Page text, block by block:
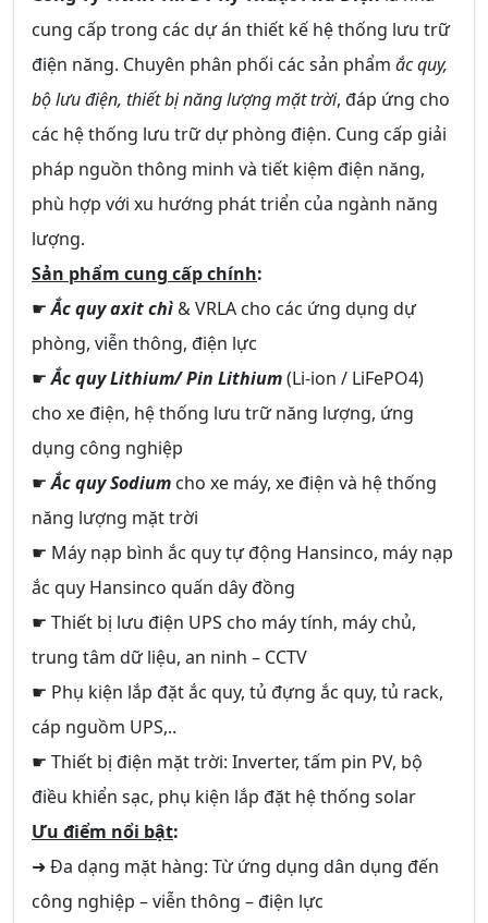
cung cấp trong các dự án thiết kế hệ thống lưu trữ
điện năng. Chuyên phân phối các sản phẩm ắc quy,
bộ lưu điện, thiết bị năng lượng mặt trời, đáp ứng cho
các hệ thống lưu trữ dự phòng điện. Cung cấp giải
pháp nguồn thông minh và tiết kiệm điện năng,
phù hợp với xu hướng phát triển của ngành năng
lượng.
Sản phẩm cung cấp chính:
☛Ắc quy axit chì& VRLA cho các ứng dụng dự
phòng, viễn thông, điện lực
☛Ắc quy Lithium/ Pin Lithium(Li-ion / LiFePO4)
cho xe điện, hệ thống lưu trữ năng lượng, ứng
dụng công nghiệp
☛Ắc quy Sodium cho xe máy, xe điện và hệ thống
năng lượng mặt trời
☛ Máy nạp bình ắc quy tự động Hansinco, máy nạp
ắc quy Hansinco quấn dây đồng
☛ Thiết bị lưu điện UPS cho máy tính, máy chủ,
trung tâm dữ liệu, an ninh – CCTV
☛ Phụ kiện lắp đặt ắc quy, tủ đựng ắc quy, tủ rack,
cáp nguồm UPS,..
☛ Thiết bị điện mặt trời: Inverter, tấm pin PV, bộ
điều khiển sạc, phụ kiện lắp đặt hệ thống solar
Ưu điểm nổi bật:
➜ Đa dạng mặt hàng: Từ ứng dụng dân dụng đến
công nghiệp – viễn thông – điện lực